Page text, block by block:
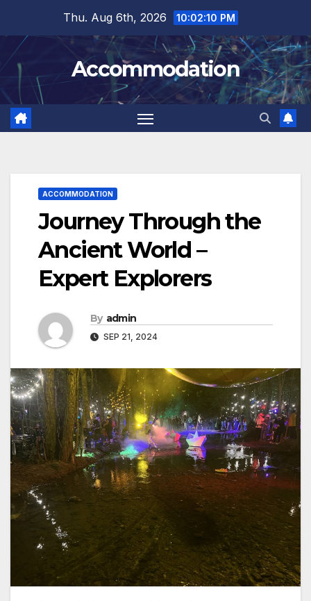
content
Thu. Aug 6th, 2026 10:02:11 PM
Accommodation
ACCOMMODATION
Journey Through the
Ancient World –
Expert Explorers
By admin
SEP 21, 2024